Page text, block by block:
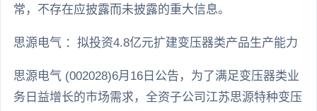
常，不存在应披露而未披露的重大信息。
思源电气 ：拟投资4.8亿元扩建变压器类产品生产能力
思源电气 (002028)6月16日公告，为了满足变压器类业
务日益增长的市场需求，全资子公司江苏思源特种变压